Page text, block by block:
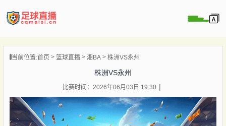
播
闻
当前位置:首页 篮球直播 湘BA 株洲VS永州
株洲VS永州
比赛时间：2026年06月03日 19:30